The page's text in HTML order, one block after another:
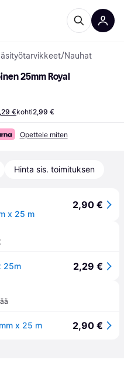
/Nauhat
25mm Royal
€kohti2,99 €
Opettele miten
Hinta sis. toimituksen
x 25 m
2,90 €
25m 2,29 €
x 25 m 2,90 €